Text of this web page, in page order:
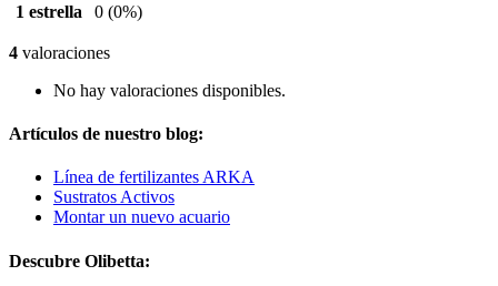
1 estrella
0 (0%)
4 valoraciones
No hay valoraciones disponibles.
Artículos de nuestro blog:
Línea de fertilizantes ARKA
Sustratos Activos
Montar un nuevo acuario
Descubre Olibetta: